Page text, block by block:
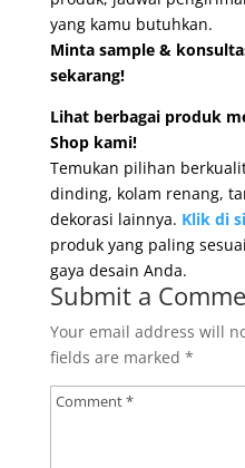
yang kamu butuhkan.
Minta sample &
sekarang!
Lihat berbagai produk
Shop kami!
Temukan pilihan
dinding, kolam renang,
dekorasi lainnya. Klik di
produk yang paling
gaya desain Anda.
Submit a
Your email address will
fields are marked *